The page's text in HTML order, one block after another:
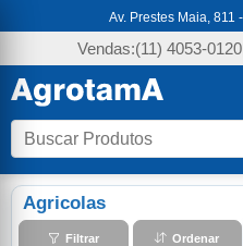
Av. Prestes Maia, 811
Vendas:(11) 4053-0120
Agricolas
Filtrar Ordenar